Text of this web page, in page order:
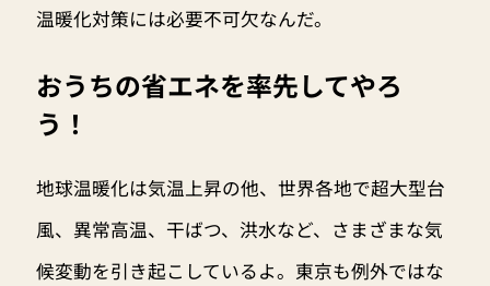
温暖化対策には必要不可欠なんだ。
おうちの省エネを率先してやろ
う！
地球温暖化は気温上昇の他、世界各地で超大型台
風、異常高温、干ばつ、洪水など、さまざまな気
候変動を引き起こしているよ。東京も例外ではな